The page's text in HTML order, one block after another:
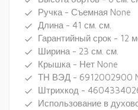
done Ручка - Съемная None
done Длина - 41 см. см.
done Гарантийный срок - 12
done Ширина - 23 см. см.
done Крышка - Нет None
done ТН ВЭД - 6912002900
done Штрихкод -
done Использование в